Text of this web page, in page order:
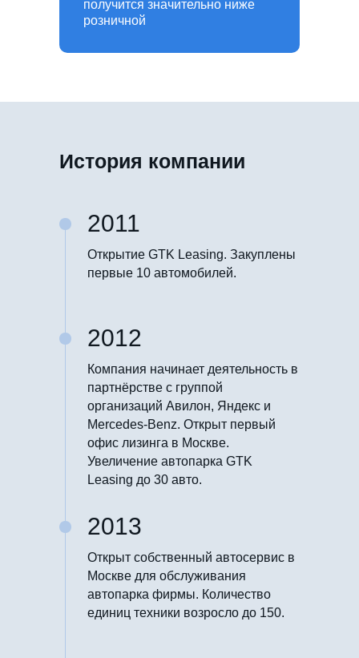
получится значительно ниже
розничной
История компании
2011
Открытие GTK Leasing. Закуплены
первые 10 автомобилей.
2012
Компания начинает деятельность в
партнёрстве с группой
организаций Авилон, Яндекс и
Mercedes-Benz. Открыт первый
офис лизинга в Москве.
Увеличение автопарка GTK
Leasing до 30 авто.
2013
Открыт собственный автосервис в
Москве для обслуживания
автопарка фирмы. Количество
единиц техники возросло до 150.